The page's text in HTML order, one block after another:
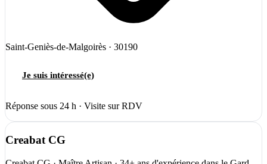
Saint-Geniès-de-Malgoirès · 30190
Je suis intéressé(e)
Réponse sous 24 h · Visite sur RDV
Creabat CG